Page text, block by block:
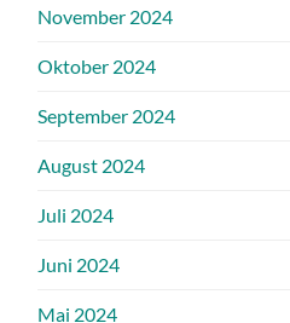
November 2024
Oktober 2024
September 2024
August 2024
Juli 2024
Juni 2024
Mai 2024